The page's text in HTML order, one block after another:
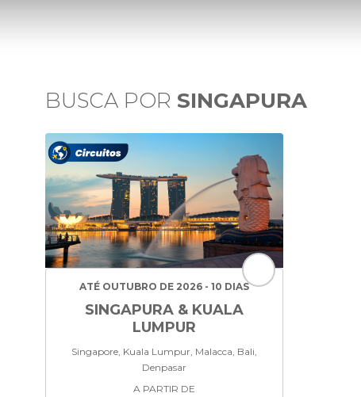
BUSCA POR SINGAPURA
ATÉ OUTUBRO DE 2026 - 10 DIAS
SINGAPURA & KUALA
LUMPUR
Singapore, Kuala Lumpur, Malacca, Bali,
Denpasar
A PARTIR DE